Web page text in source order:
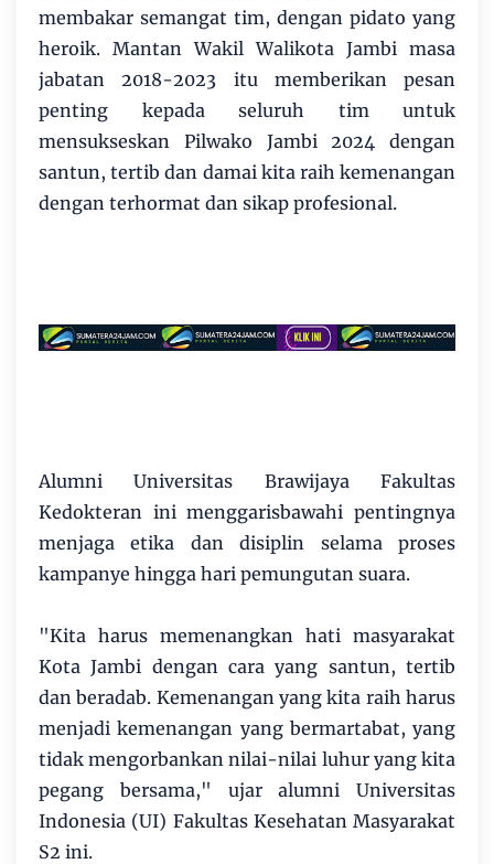
membakar semangat tim, dengan pidato yang
heroik. Mantan Wakil Walikota Jambi masa
jabatan 2018-2023 itu memberikan pesan
penting kepada seluruh tim untuk
mensukseskan Pilwako Jambi 2024 dengan
santun, tertib dan damai kita raih kemenangan
dengan terhormat dan sikap profesional.
Alumni Universitas Brawijaya Fakultas
Kedokteran ini menggarisbawahi pentingnya
menjaga etika dan disiplin selama proses
kampanye hingga hari pemungutan suara.
"Kita harus memenangkan hati masyarakat
Kota Jambi dengan cara yang santun, tertib
dan beradab. Kemenangan yang kita raih harus
menjadi kemenangan yang bermartabat, yang
tidak mengorbankan nilai-nilai luhur yang kita
pegang bersama," ujar alumni Universitas
Indonesia (UI) Fakultas Kesehatan Masyarakat
S2 ini.